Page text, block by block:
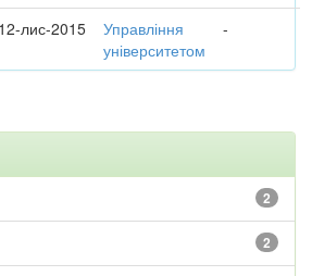
12-лис-2015
Управління
університетом
-
2
2